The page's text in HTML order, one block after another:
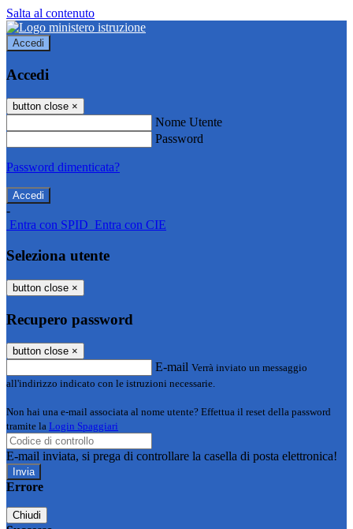
Salta al contenuto
Accedi
Accedi
button close ×
Nome Utente
Password
Password dimenticata?
-
Entra con SPID Entra con CIE
Seleziona utente
button close ×
Recupero password
button close ×
E-mail Verrà inviato un messaggio
all'indirizzo indicato con le istruzioni necessarie.
Non hai una e-mail associata al nome utente? Effettua il reset della password
tramite la Login Spaggiari
E-mail inviata, si prega di controllare la casella di posta elettronica!
Errore
Chiudi